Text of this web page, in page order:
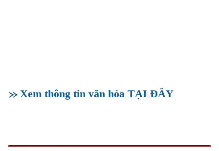
Xem thông tin văn hóa TẠI ĐÂY